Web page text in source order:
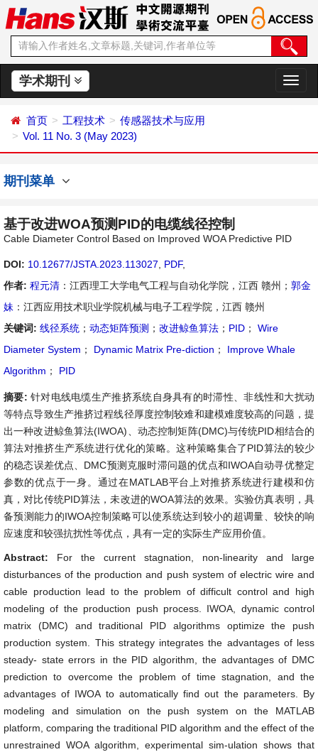
学术期刊
切
换
首页 工程技术
传感器技术与应用
Vol. 11 No. 3 (May 2023)
期刊菜单
基于改进WOA预测PID的电缆线径控制
Cable Diameter Control Based on Improved WOA Predictive PID
DOI: 10.12677/JSTA.2023.113027 PDF,
作者: 程元清 ：江西理工大学电气工程与自动化学院，江西 赣州； 郭金
妹 ：江西应用技术职业学院机械与电子工程学院，江西 赣州
关键词: 线径系统 ； 动态矩阵预测 ； 改进鲸鱼算法 ； PID ；
Wire
Diameter System ； Dynamic Matrix Pre-diction ；
Improve Whale
Algorithm ； PID
摘要: 针对电线电缆生产推挤系统自身具有的时滞性、非线性和大扰动
等特点导致生产推挤过程线径厚度控制较难和建模难度较高的问题，提
出一种改进鲸鱼算法(IWOA)、动态控制矩阵(DMC)与传统PID相结合的
算法对推挤生产系统进行优化的策略。这种策略集合了PID算法的较少
的稳态误差优点、DMC预测克服时滞问题的优点和IWOA自动寻优整定
参数的优点于一身。通过在MATLAB平台上对推挤系统进行建模和仿
真，对比传统PID算法，未改进的WOA算法的效果。实验仿真表明，具
备预测能力的IWOA控制策略可以使系统达到较小的超调量、较快的响
应速度和较强抗扰性等优点，具有一定的实际生产应用价值。
Abstract: For the current stagnation, non-linearity and large
disturbances of the production and push system of electric wire and
cable production lead to the problem of difficult control and high
modeling of the production push process. IWOA, dynamic control
matrix (DMC) and traditional PID algorithms optimize the push
production system. This strategy integrates the advantages of less
steady- state errors in the PID algorithm, the advantages of DMC
prediction to overcome the problem of time stagnation, and the
advantages of IWOA to automatically find out the parameters. By
modeling and simulation on the push system on the MATLAB
platform, comparing the traditional PID algorithm and the effect of the
unrestrained WOA algorithm, experimental sim-ulation shows that